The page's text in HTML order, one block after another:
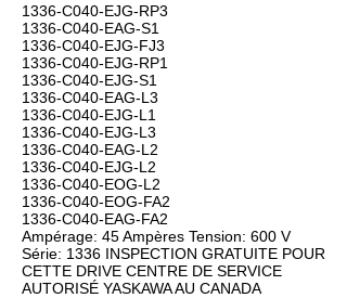
1336-C040-EJG-RP3
1336-C040-EAG-S1
1336-C040-EJG-FJ3
1336-C040-EJG-RP1
1336-C040-EJG-S1
1336-C040-EAG-L3
1336-C040-EJG-L1
1336-C040-EJG-L3
1336-C040-EAG-L2
1336-C040-EJG-L2
1336-C040-EOG-L2
1336-C040-EOG-FA2
1336-C040-EAG-FA2
Ampérage: 45 Ampères Tension: 600 V
Série: 1336 INSPECTION GRATUITE POUR
CETTE DRIVE CENTRE DE SERVICE
AUTORISÉ YASKAWA AU CANADA